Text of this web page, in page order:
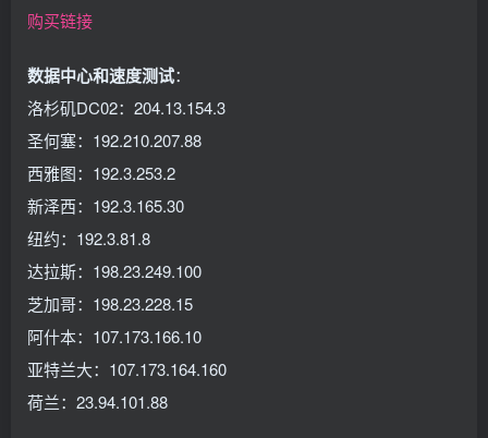
购买链接
数据中心和速度测试：
洛杉矶DC02：204.13.154.3
圣何塞：192.210.207.88
西雅图：192.3.253.2
新泽西：192.3.165.30
纽约：192.3.81.8
达拉斯：198.23.249.100
芝加哥：198.23.228.15
阿什本：107.173.166.10
亚特兰大：107.173.164.160
荷兰：23.94.101.88